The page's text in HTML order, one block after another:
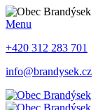
Menu
+420 312 283 701
info@brandysek.cz